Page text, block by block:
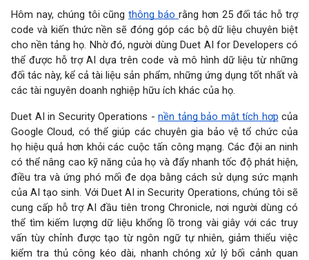
Hôm nay, chúng tôi cũng thông báo rằng hơn 25 đối tác hỗ trợ
code và kiến thức nền sẽ đóng góp các bộ dữ liệu chuyên biệt
cho nền tảng họ. Nhờ đó, người dùng Duet AI for Developers có
thể được hỗ trợ AI dựa trên code và mô hình dữ liệu từ những
đối tác này, kể cả tài liệu sản phẩm, những ứng dụng tốt nhất và
các tài nguyên doanh nghiệp hữu ích khác của họ.
Duet AI in Security Operations - nền tảng bảo mật tích hợp của
Google Cloud, có thể giúp các chuyên gia bảo vệ tổ chức của
họ hiệu quả hơn khỏi các cuộc tấn công mạng. Các đội an ninh
có thể nâng cao kỹ năng của họ và đẩy nhanh tốc độ phát hiện,
điều tra và ứng phó mối đe dọa bằng cách sử dụng sức mạnh
của AI tạo sinh. Với Duet AI in Security Operations, chúng tôi sẽ
cung cấp hỗ trợ AI đầu tiên trong Chronicle, nơi người dùng có
thể tìm kiếm lượng dữ liệu khổng lồ trong vài giây với các truy
vấn tùy chỉnh được tạo từ ngôn ngữ tự nhiên, giảm thiểu việc
kiểm tra thủ công kéo dài, nhanh chóng xử lý bối cảnh quan